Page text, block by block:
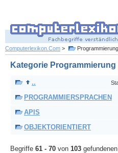
Computerlexikon.Com > Programmierung
Kategorie Programmierung
..
PROGRAMMIERSPRACHEN
APIS
OBJEKTORIENTIERT
Begriffe 61 - 70 von 103